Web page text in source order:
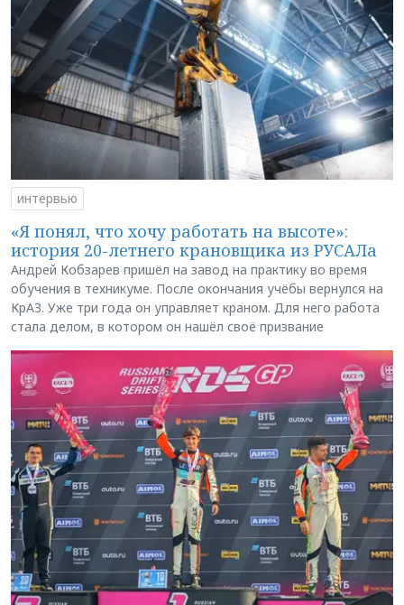
интервью
«Я понял, что хочу работать на высоте»:
история 20-летнего крановщика из РУСАЛа
Андрей Кобзарев пришёл на завод на практику во время
обучения в техникуме. После окончания учёбы вернулся на
КрАЗ. Уже три года он управляет краном. Для него работа
стала делом, в котором он нашёл своё призвание